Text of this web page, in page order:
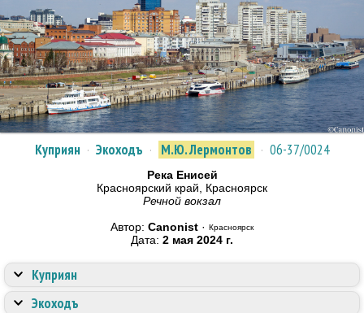
Куприян · Экоходъ · М.Ю. Лермонтов · 06-37/0024
Река Енисей
Красноярский край, Красноярск
Речной вокзал
Автор: Canonist · Красноярск
Дата: 2 мая 2024 г.
Куприян
Экоходъ